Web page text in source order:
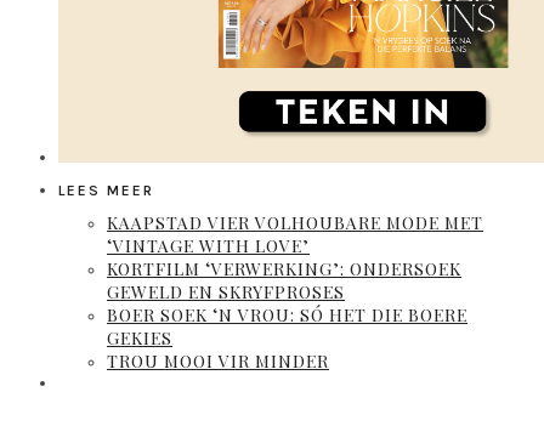
LEES MEER
KAAPSTAD VIER VOLHOUBARE MODE MET
‘VINTAGE WITH LOVE’
KORTFILM ‘VERWERKING’: ONDERSOEK
GEWELD EN SKRYFPROSES
BOER SOEK ‘N VROU: SÓ HET DIE BOERE
GEKIES
TROU MOOI VIR MINDER